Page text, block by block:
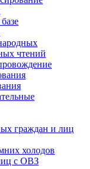
чтений
граждан и лиц
холодов
с ОВЗ